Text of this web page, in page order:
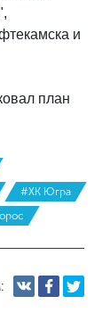
и
план
#ХК Югра